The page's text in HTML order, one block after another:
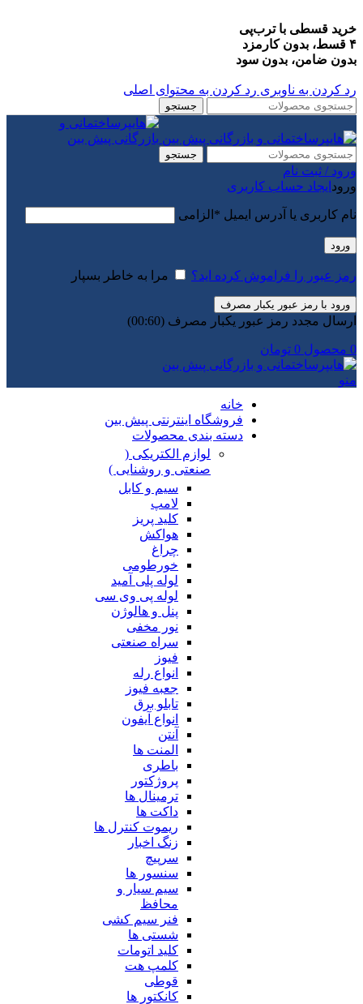
خرید قسطی با ترب‌پی
۴ قسط، بدون کارمزد
بدون ضامن، بدون سود
رد کردن به ناوبری رد کردن به محتوای اصلی
جستجو
جستجو
ورود / ثبت نام
ورود ایجاد حساب کاربری
نام کاربری یا آدرس ایمیل * الزامی
ورود
رمز عبور را فراموش کرده اید؟ مرا به خاطر بسپار
ورود با رمز عبور یکبار مصرف
ارسال مجدد رمز عبور یکبار مصرف (00:
60
)
0 محصول 0 تومان
منو
خانه
فروشگاه اینترنتی پیش بین
دسته بندی محصولات
لوازم الکتریکی (
صنعتی و روشنایی )
سیم و کابل
لامپ
کلید پریز
هواکش
چراغ
خورطومی
لوله پلی آمید
لوله پی وی سی
پنل و هالوژن
نور مخفی
سراه صنعتی
فیوز
انواع رله
جعبه فیوز
تابلو برق
انواع آیفون
آنتن
المنت ها
باطری
پروژکتور
ترمینال ها
داکت ها
ریموت کنترل ها
زنگ اخبار
سرپیچ
سنسور ها
سیم سیار و
محافظ
فنر سیم کشی
شستی ها
کلید اتومات
کلمپ هت
قوطی
کانکتور ها